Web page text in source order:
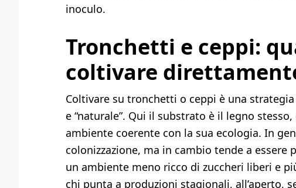
inoculo.
Tronchetti e ceppi:
coltivare
Coltivare su tronchetti o ceppi è una
e “naturale”. Qui il substrato è il legno
ambiente coerente con la sua ecologia. In
colonizzazione, ma in cambio tende a
un ambiente meno ricco di zuccheri liberi e
chi punta a produzioni stagionali, all’aperto,